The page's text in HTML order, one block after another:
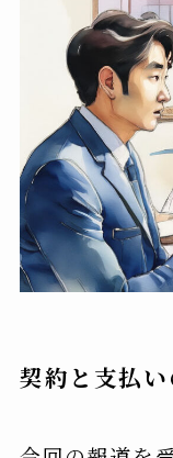
契約と支払